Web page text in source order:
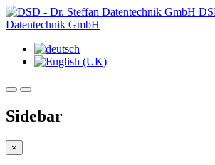
Datentechnik GmbH
Sidebar
×